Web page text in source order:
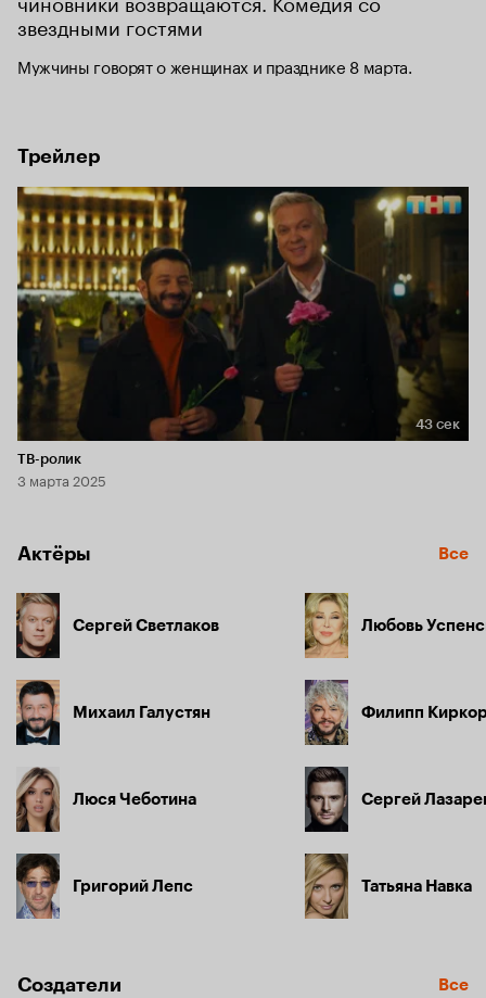
звездными гостями
Мужчины говорят о женщинах и празднике 8 марта.
Трейлер
Длительность 43 сек
43 сек
ТВ-ролик
3 марта 2025
Актёры Все
Сергей Светлаков
Михаил Галустян
Люся Чеботина
Григорий Лепс
Любовь
Филипп
Сергей
Татьяна Навка
Создатели Все